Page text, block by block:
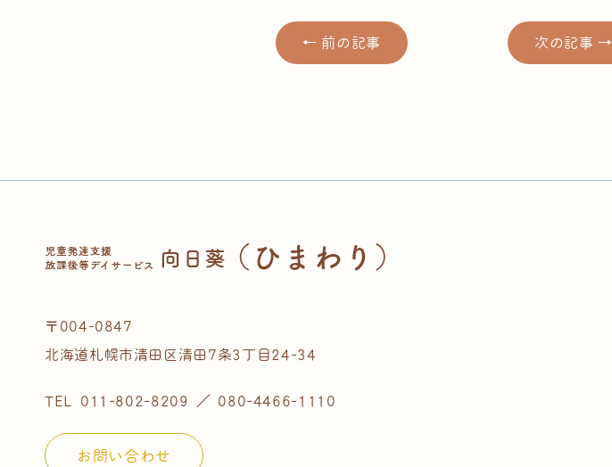
← 前の記事 次の記事 →
〒004-0847
北海道札幌市清田区清田7条3丁目24-34
TEL 011-802-8209 ／ 080-4466-1110
お問い合わせ